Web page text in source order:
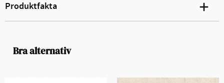
Produktfakta
Bra alternativ